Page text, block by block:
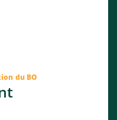
du BO